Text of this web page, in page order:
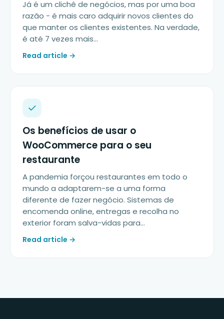
Já é um clichê de negócios, mas por uma boa
razão - é mais caro adquirir novos clientes do
que manter os clientes existentes. Na verdade,
é até 7 vezes mais...
Read article →
Os benefícios de usar o
WooCommerce para o seu
restaurante
A pandemia forçou restaurantes em todo o
mundo a adaptarem-se a uma forma
diferente de fazer negócio. Sistemas de
encomenda online, entregas e recolha no
exterior foram salva-vidas para...
Read article →